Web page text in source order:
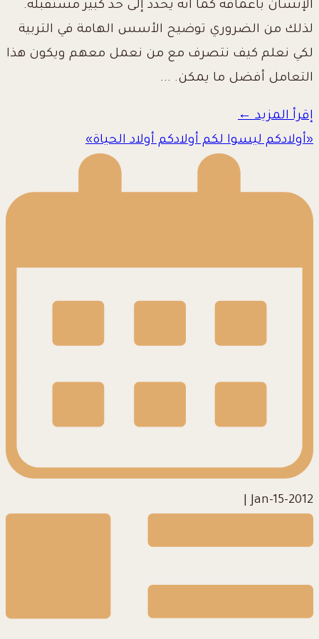
الإنسان بأعماقه كما أنه يحدد إلى حد كبير مستقبله.
لذلك من الضروري توضيح الأسس الهامة في التربية
لكي نعلم كيف نتصرف مع من نعمل معهم ويكون هذا
التعامل أفضل ما يمكن. ...
إقرأ المزيد ←
«أولادكم ليسوا لكم أولادكم أولاد الحياة»
2012-Jan-15